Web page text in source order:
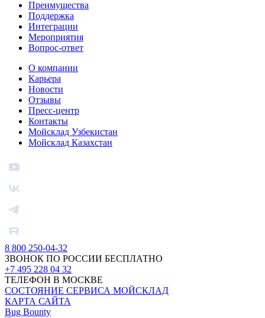
Преимущества
Поддержка
Интеграции
Мероприятия
Вопрос-ответ
О компании
Карьера
Новости
Отзывы
Пресс-центр
Контакты
Мойсклад Узбекистан
Мойсклад Казахстан
8 800 250-04-32
ЗВОНОК ПО РОССИИ БЕСПЛАТНО
+7 495 228 04 32
ТЕЛЕФОН В МОСКВЕ
СОСТОЯНИЕ СЕРВИСА МОЙСКЛАД
КАРТА САЙТА
Bug Bounty